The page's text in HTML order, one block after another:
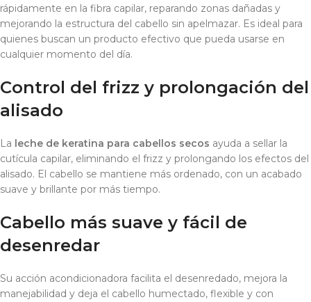
rápidamente en la fibra capilar, reparando zonas dañadas y
mejorando la estructura del cabello sin apelmazar. Es ideal para
quienes buscan un producto efectivo que pueda usarse en
cualquier momento del día.
Control del frizz y prolongación del
alisado
La leche de keratina para cabellos secos ayuda a sellar la
cutícula capilar, eliminando el frizz y prolongando los efectos del
alisado. El cabello se mantiene más ordenado, con un acabado
suave y brillante por más tiempo.
Cabello más suave y fácil de
desenredar
Su acción acondicionadora facilita el desenredado, mejora la
manejabilidad y deja el cabello humectado, flexible y con